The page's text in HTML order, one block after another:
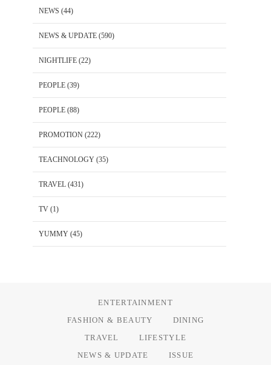
NEWS (44)
NEWS & UPDATE (590)
NIGHTLIFE (22)
PEOPLE (39)
PEOPLE (88)
PROMOTION (222)
TEACHNOLOGY (35)
TRAVEL (431)
TV (1)
YUMMY (45)
ENTERTAINMENT
FASHION & BEAUTY
DINING
TRAVEL
LIFESTYLE
NEWS & UPDATE
ISSUE